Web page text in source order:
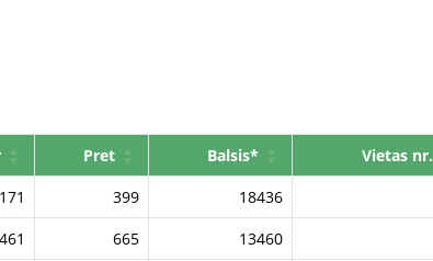
Pret Balsis* Vietas nr.
399 18436
665 13460